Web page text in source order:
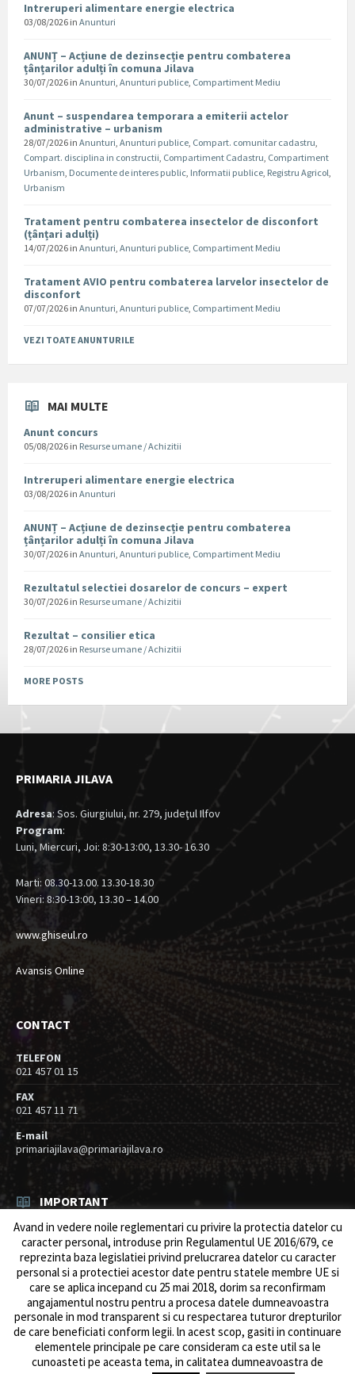
Intreruperi alimentare energie electrica
03/08/2026 in Anunturi
ANUNȚ – Acțiune de dezinsecție pentru combaterea
țânțarilor adulți în comuna Jilava
30/07/2026 in Anunturi, Anunturi publice, Compartiment Mediu
Anunt – suspendarea temporara a emiterii actelor
administrative – urbanism
28/07/2026 in Anunturi, Anunturi publice, Compart. comunitar cadastru,
Compart. disciplina in constructii, Compartiment Cadastru, Compartiment
Urbanism, Documente de interes public, Informatii publice, Registru Agricol,
Urbanism
Tratament pentru combaterea insectelor de disconfort
(țânțari adulți)
14/07/2026 in Anunturi, Anunturi publice, Compartiment Mediu
Tratament AVIO pentru combaterea larvelor insectelor de
disconfort
07/07/2026 in Anunturi, Anunturi publice, Compartiment Mediu
VEZI TOATE ANUNTURILE
MAI MULTE
Anunt concurs
05/08/2026 in Resurse umane / Achizitii
Intreruperi alimentare energie electrica
03/08/2026 in Anunturi
ANUNȚ – Acțiune de dezinsecție pentru combaterea
țânțarilor adulți în comuna Jilava
30/07/2026 in Anunturi, Anunturi publice, Compartiment Mediu
Rezultatul selectiei dosarelor de concurs – expert
30/07/2026 in Resurse umane / Achizitii
Rezultat – consilier etica
28/07/2026 in Resurse umane / Achizitii
MORE POSTS
PRIMARIA JILAVA
Adresa: Sos. Giurgiului, nr. 279, judeţul Ilfov
Program:
Luni, Miercuri, Joi: 8:30-13:00, 13.30- 16.30
Marti: 08.30-13.00. 13.30-18.30
Vineri: 8:30-13:00, 13.30 – 14.00
www.ghiseul.ro
Avansis Online
CONTACT
TELEFON
021 457 01 15
FAX
021 457 11 71
E-mail
primariajilava@primariajilava.ro
IMPORTANT
Anunt concurs
05/08/2026 inResurse umane / Achizitii
Intreruperi alimentare energie electrica
03/08/2026 Anunturi
© 2026 Primăria Comunei Jilava. Dev byows.ro
Avand in vedere noile reglementari cu privire la protectia datelor cu
caracter personal, introduse prin Regulamentul UE 2016/679, ce
reprezinta baza legislatiei privind prelucrarea datelor cu caracter
personal si a protectiei acestor date pentru statele membre UE si
care se aplica incepand cu 25 mai 2018, dorim sa reconfirmam
angajamentul nostru pentru a procesa datele dumneavoastra
personale in mod transparent si cu respectarea tuturor drepturilor
de care beneficiati conform legii. ln acest scop, gasiti in continuare
elementele principale pe care consideram ca este util sa le
cunoasteti pe aceasta tema, in calitatea dumneavoastra de